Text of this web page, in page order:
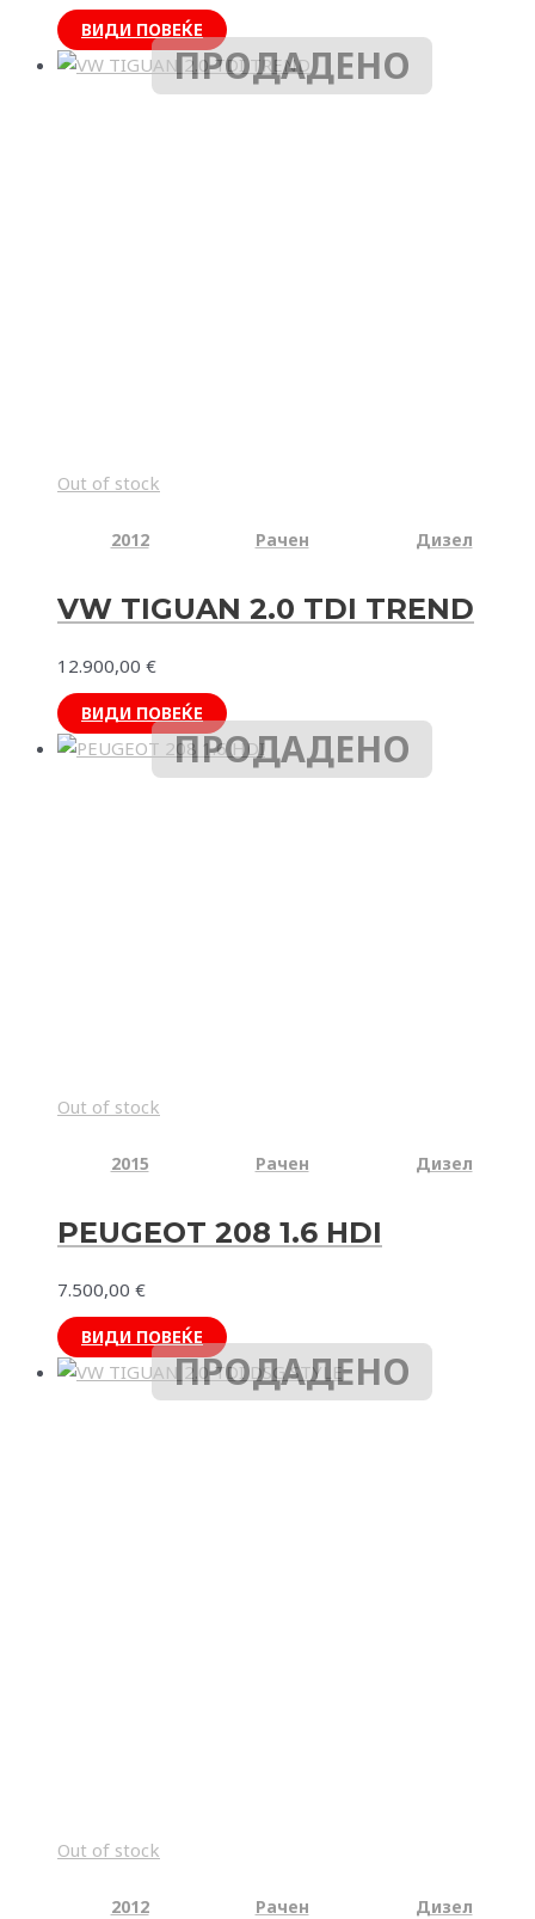
ВИДИ ПОВЕЌЕ
ПРОДАДЕНО
Out of stock
2012 Рачен Дизел
VW TIGUAN 2.0 TDI TREND
12.900,00 €
ВИДИ ПОВЕЌЕ
ПРОДАДЕНО
Out of stock
2015 Рачен Дизел
PEUGEOT 208 1.6 HDI
7.500,00 €
ВИДИ ПОВЕЌЕ
ПРОДАДЕНО
Out of stock
2012 Рачен Дизел